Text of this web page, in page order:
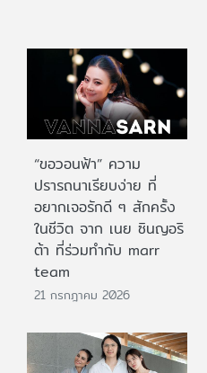
“ขอวอนฟ้า” ความ
ปรารถนาเรียบง่าย ที่
อยากเจอรักดี ๆ สักครั้ง
ในชีวิต จาก เนย ซินญอริ
ต้า ที่ร่วมทำกับ marr
team
21 กรกฎาคม 2026